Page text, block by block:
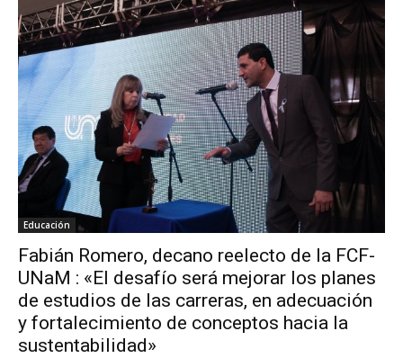
Educación
Fabián Romero, decano reelecto de la FCF-
UNaM : «El desafío será mejorar los planes
de estudios de las carreras, en adecuación
y fortalecimiento de conceptos hacia la
sustentabilidad»